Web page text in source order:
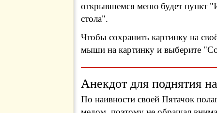
открывшемся меню будет пункт
стола".
Чтобы сохранить картинку на
мыши на картинку и выберите
Анекдот для поднятия
По наивности своей Пятачок